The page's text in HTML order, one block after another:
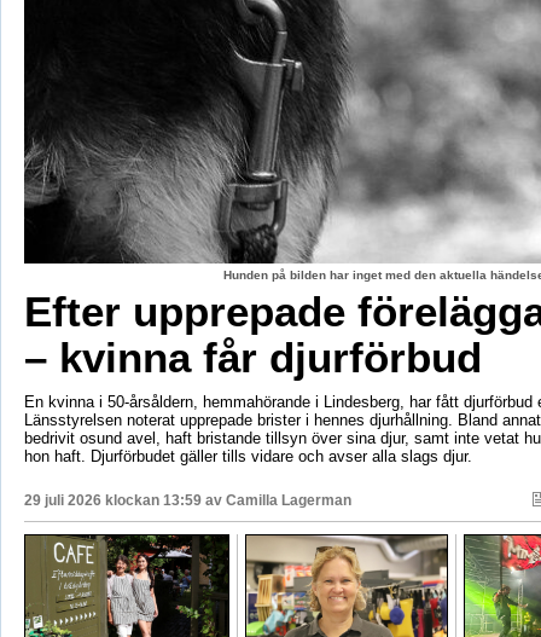
Hunden på bilden har inget med den aktuella
Efter upprepade
– kvinna får djurförbud
En kvinna i 50-årsåldern, hemmahörande i Lindesberg, har fått djurförbud
Länsstyrelsen noterat upprepade brister i hennes djurhållning. Bland
bedrivit osund avel, haft bristande tillsyn över sina djur, samt inte vetat
hon haft. Djurförbudet gäller tills vidare och avser alla slags djur.
29 juli 2026 klockan 13:59 av Camilla Lagerman